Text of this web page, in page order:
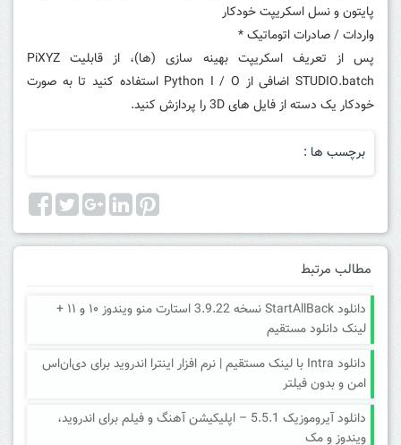
پایتون و نسل اسکریپت خودکار
واردات / صادرات اتوماتیک *
پس از تعریف اسکریپت بهینه سازی (ها)، از قابلیت PiXYZ
STUDIO.batch اضافی از Python I / O استفاده کنید تا به صورت
خودکار یک دسته از فایل های 3D را پردازش کنید.
برچسب ها :
مطالب مرتبط
دانلود StartAllBack نسخه 3.9.22 استارت منو ویندوز ۱۰ و ۱۱ +
لینک دانلود مستقیم
دانلود Intra با لینک مستقیم | نرم افزار اینترا اندروید برای دی‌ان‌اس
امن و بدون فیلتر
دانلود آیروموزیک 5.5.1 – اپلیکیشن آهنگ و فیلم برای اندروید،
ویندوز و مک